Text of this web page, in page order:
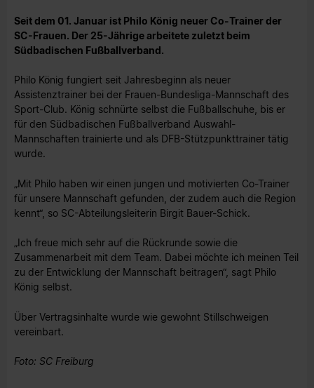
Seit dem 01. Januar ist Philo König neuer Co-Trainer der
SC-Frauen. Der 25-Jährige arbeitete zuletzt beim
Südbadischen Fußballverband.
Philo König fungiert seit Jahresbeginn als neuer
Assistenztrainer bei der Frauen-Bundesliga-Mannschaft des
Sport-Club. König schnürte selbst die Fußballschuhe, bis er
für den Südbadischen Fußballverband Auswahl-
Mannschaften trainierte und als DFB-Stützpunkttrainer tätig
wurde.
„Mit Philo haben wir einen jungen und motivierten Co-Trainer
für unsere Mannschaft gefunden, der zudem auch die Region
kennt“, so SC-Abteilungsleiterin Birgit Bauer-Schick.
„Ich freue mich sehr auf die Rückrunde sowie die
Zusammenarbeit mit dem Team. Dabei möchte ich meinen Teil
zu der Entwicklung der Mannschaft beitragen“, sagt Philo
König selbst.
Über Vertragsinhalte wurde wie gewohnt Stillschweigen
vereinbart.
Foto: SC Freiburg